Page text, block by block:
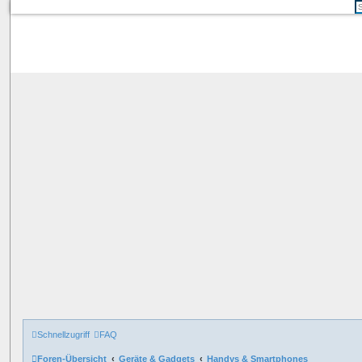
Schnellzugriff FAQ
Foren-Übersicht Geräte & Gadgets Handys & Smartphones